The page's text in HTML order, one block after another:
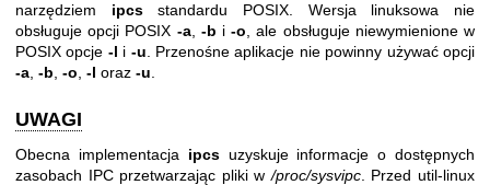
narzędziem ipcsstandardu POSIX. Wersja linuksowa nie
obsługuje opcji POSIX -a, -b i-o , ale obsługuje niewymienione w
POSIX opcje -l i -u . Przenośne aplikacje nie powinny używać opcji
-a -b -o -l oraz -u
UWAGI
Obecna implementacja ipcsuzyskuje informacje o dostępnych
zasobach IPC przetwarzając pliki w/proc/sysvipc. Przed util-linux